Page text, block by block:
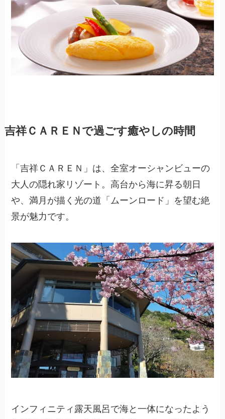
吉祥ＣＡＲＥＮで過ごす癒やしの時間
「吉祥ＣＡＲＥＮ」は、全室オーシャンビューの
大人の隠れ家リゾート。高台から海に昇る朝日
や、満月が描く光の道「ムーンロード」を望む絶
景が魅力です。
インフィニティ露天風呂で海と一体になったよう